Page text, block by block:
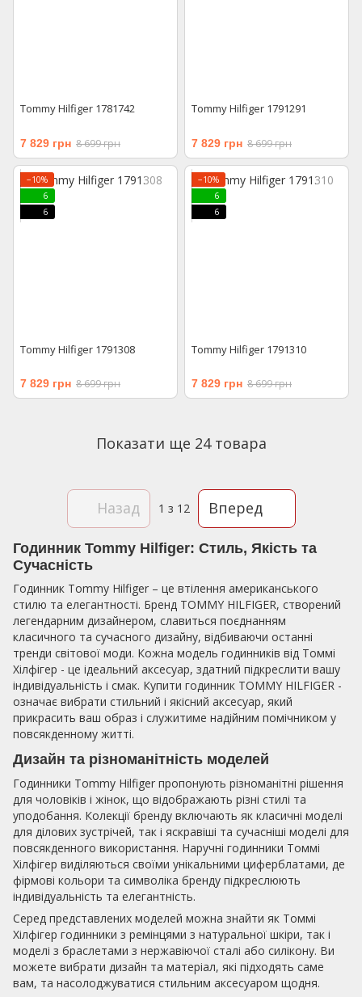
Tommy Hilfiger 1781742
7 829 грн 8 699 грн
Tommy Hilfiger 1791291
7 829 грн 8 699 грн
−10%
6
6
Tommy Hilfiger 1791308
7 829 грн 8 699 грн
−10%
6
6
Tommy Hilfiger 1791310
7 829 грн 8 699 грн
Показати ще 24 товара
Назад 1 з 12 Вперед
Годинник Tommy Hilfiger: Стиль, Якість та
Сучасність
Годинник Tommy Hilfiger – це втілення американського
стилю та елегантності. Бренд TOMMY HILFIGER, створений
легендарним дизайнером, славиться поєднанням
класичного та сучасного дизайну, відбиваючи останні
тренди світової моди. Кожна модель годинників від Томмі
Хілфігер - це ідеальний аксесуар, здатний підкреслити вашу
індивідуальність і смак. Купити годинник TOMMY HILFIGER -
означає вибрати стильний і якісний аксесуар, який
прикрасить ваш образ і служитиме надійним помічником у
повсякденному житті.
Дизайн та різноманітність моделей
Годинники Tommy Hilfiger пропонують різноманітні рішення
для чоловіків і жінок, що відображають різні стилі та
уподобання. Колекції бренду включають як класичні моделі
для ділових зустрічей, так і яскравіші та сучасніші моделі для
повсякденного використання. Наручні годинники Томмі
Хілфігер виділяються своїми унікальними циферблатами, де
фірмові кольори та символіка бренду підкреслюють
індивідуальність та елегантність.
Серед представлених моделей можна знайти як Томмі
Хілфігер годинники з ремінцями з натуральної шкіри, так і
моделі з браслетами з нержавіючої сталі або силікону. Ви
можете вибрати дизайн та матеріал, які підходять саме
вам, та насолоджуватися стильним аксесуаром щодня.